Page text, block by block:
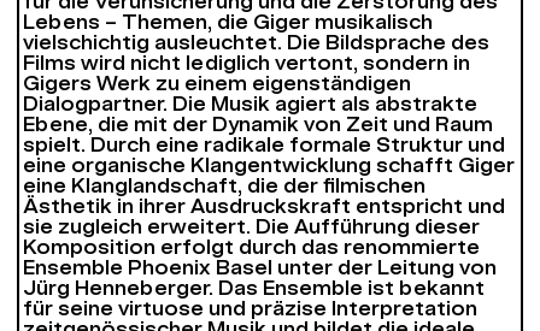
Lebens – Themen, die Giger musikalisch
vielschichtig ausleuchtet. Die Bildsprache des
Films wird nicht lediglich vertont, sondern in
Gigers Werk zu einem eigenständigen
Dialogpartner. Die Musik agiert als abstrakte
Ebene, die mit der Dynamik von Zeit und Raum
spielt. Durch eine radikale formale Struktur und
eine organische Klangentwicklung schafft Giger
eine Klanglandschaft, die der filmischen
Ästhetik in ihrer Ausdruckskraft entspricht und
sie zugleich erweitert. Die Aufführung dieser
Komposition erfolgt durch das renommierte
Ensemble Phoenix Basel unter der Leitung von
Jürg Henneberger. Das Ensemble ist bekannt
für seine virtuose und präzise Interpretation